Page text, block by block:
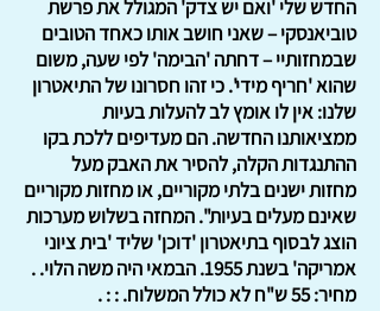
החדש שלי 'ואם יש צדק' המגולל את פרשת
טוביאנסקי – שאני חושב אותו כאחד הטובים
שבמחזותיי – דחתה 'הבימה' לפי שעה, משום
שהוא 'חריף מידי'. כי זהו חסרונו של התיאטרון
שלנו: אין לו אומץ לב להעלות בעיות
ממציאותנו החדשה. הם מעדיפים ללכת בקו
ההתנגדות הקלה, להסיר את האבק מעל
מחזות ישנים בלתי מקוריים, או מחזות מקוריים
שאינם מעלים בעיות". המחזה בשלוש מערכות
הוצג לבסוף בתיאטרון 'דוכן' שליד 'בית ציוני
אמריקה' בשנת 1955. הבמאי היה משה הלוי. .
מחיר: 55 ש"ח לא כולל המשלוח. : : .